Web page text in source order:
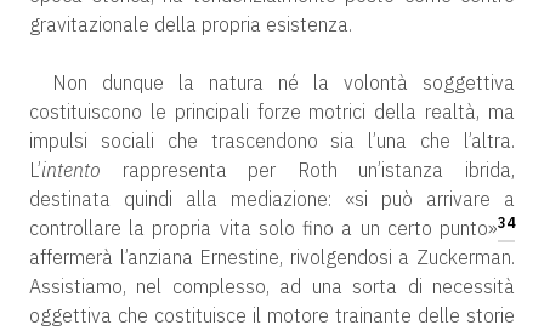
gravitazionale della propria esistenza.
Non dunque la natura né la volontà soggettiva
costituiscono le principali forze motrici della realtà, ma
impulsi sociali che trascendono sia l’una che l’altra.
L’intento rappresenta per Roth un’istanza ibrida,
destinata quindi alla mediazione: «si può arrivare a
controllare la propria vita solo fino a un certo punto»34
affermerà l’anziana Ernestine, rivolgendosi a Zuckerman.
Assistiamo, nel complesso, ad una sorta di necessità
oggettiva che costituisce il motore trainante delle storie